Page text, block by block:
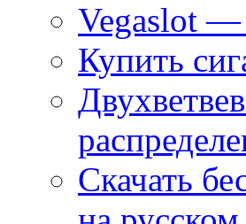
Vegaslot —
Купить
Скачать